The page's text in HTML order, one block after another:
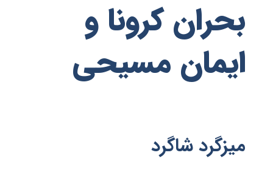
بحران کرونا و
ایمان مسیحی
میزگرد شاگرد